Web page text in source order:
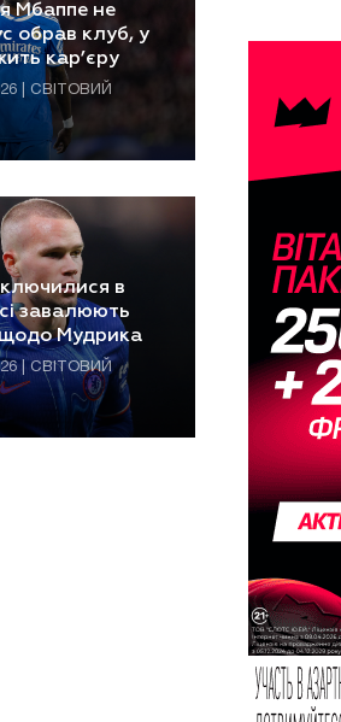
Мбаппе не
обрав клуб, у
кар’єру
| СВІТОВИЙ
в
завалюють
щодо Мудрика
| СВІТОВИЙ